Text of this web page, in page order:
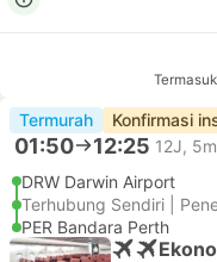
Termurah Konfirmasi
01:50 12:25 12J, 5m
DRW Darwin Airport
Terhubung Sendiri |
PER Bandara Perth